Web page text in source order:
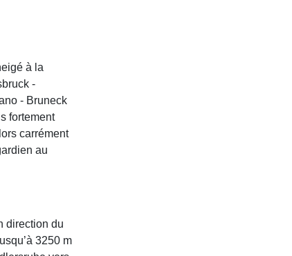
à la
-
- Bruneck
fortement
carrément
au
direction du
3250 m